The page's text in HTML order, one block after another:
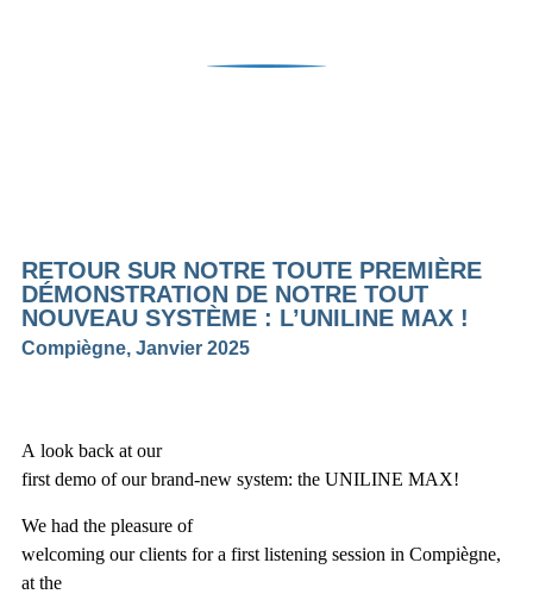
RETOUR SUR NOTRE TOUTE PREMIÈRE
DÉMONSTRATION DE NOTRE TOUT
NOUVEAU SYSTÈME : L’UNILINE MAX !
Compiègne, Janvier 2025​
A look back at our
first demo of our brand-new system: the UNILINE MAX!
We had the pleasure of
welcoming our clients for a first listening session in Compiègne,
at the